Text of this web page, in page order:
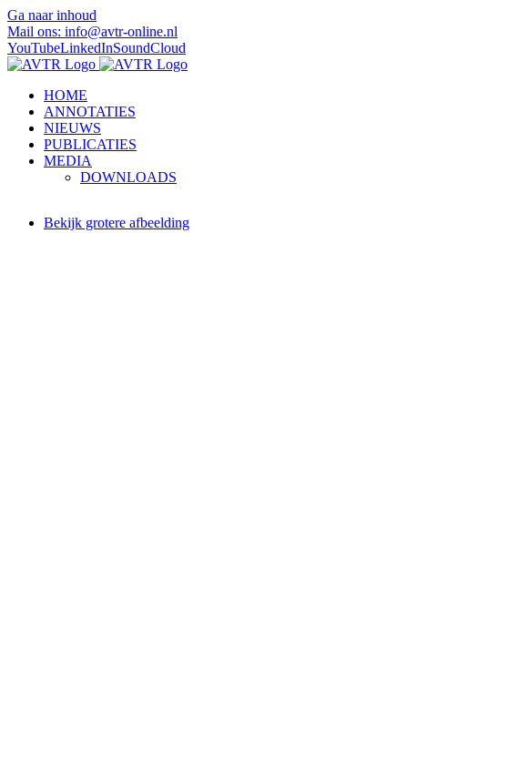
Ga naar inhoud
Mail ons: info@avtr-online.nl
YouTubeLinkedInSoundCloud
HOME
ANNOTATIES
NIEUWS
PUBLICATIES
MEDIA
DOWNLOADS
Bekijk grotere afbeelding